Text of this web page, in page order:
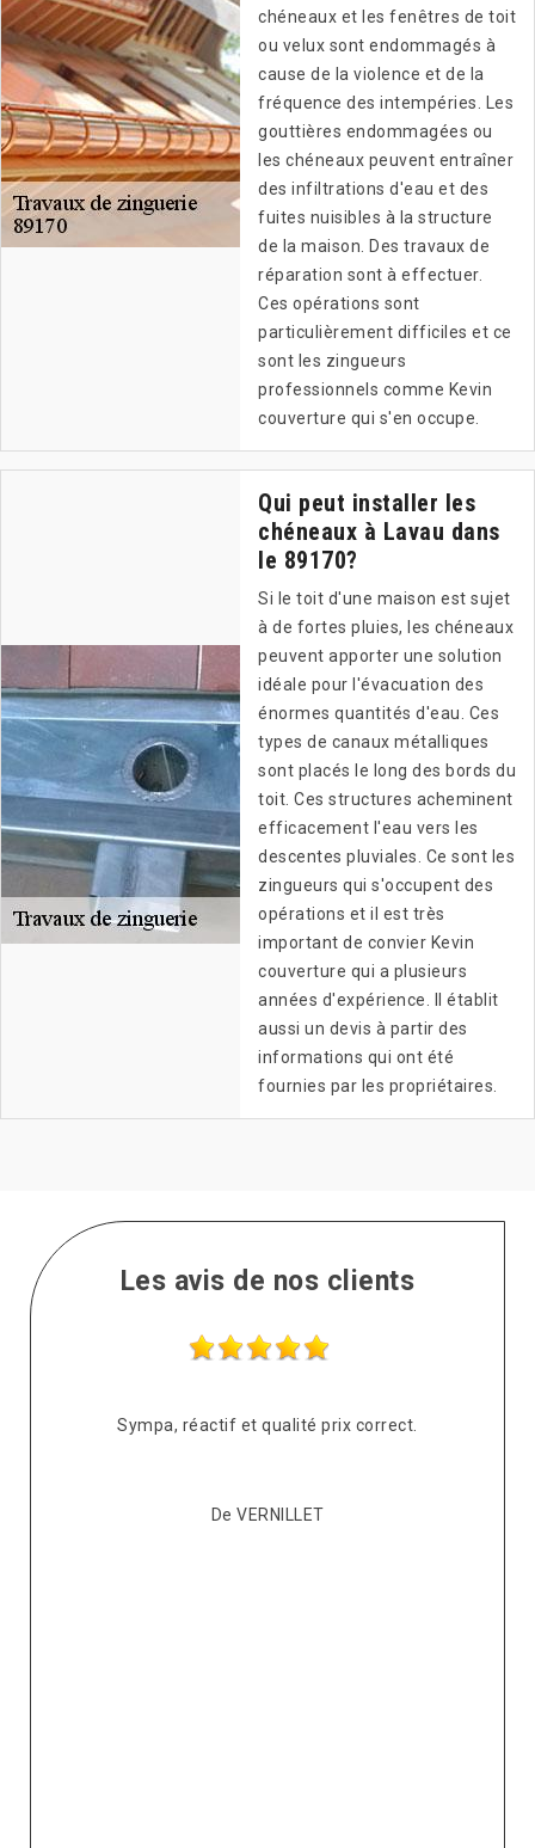
chéneaux et les fenêtres de toit
ou velux sont endommagés à
cause de la violence et de la
fréquence des intempéries. Les
gouttières endommagées ou
les chéneaux peuvent entraîner
des infiltrations d'eau et des
fuites nuisibles à la structure
de la maison. Des travaux de
réparation sont à effectuer.
Ces opérations sont
particulièrement difficiles et ce
sont les zingueurs
professionnels comme Kevin
couverture qui s'en occupe.
Qui peut installer les
chéneaux à Lavau dans
le 89170?
Si le toit d'une maison est sujet
à de fortes pluies, les chéneaux
peuvent apporter une solution
idéale pour l'évacuation des
énormes quantités d'eau. Ces
types de canaux métalliques
sont placés le long des bords du
toit. Ces structures acheminent
efficacement l'eau vers les
descentes pluviales. Ce sont les
zingueurs qui s'occupent des
opérations et il est très
important de convier Kevin
couverture qui a plusieurs
années d'expérience. Il établit
aussi un devis à partir des
informations qui ont été
fournies par les propriétaires.
Les avis de nos clients
Sympa, réactif et qualité prix correct.
De VERNILLET